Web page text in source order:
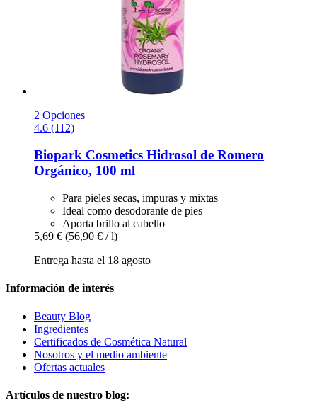
2 Opciones
4.6 (112)
Biopark Cosmetics Hidrosol de Romero
Orgánico, 100 ml
Para pieles secas, impuras y mixtas
Ideal como desodorante de pies
Aporta brillo al cabello
5,69 € (56,90 € / l)
Entrega hasta el 18 agosto
Información de interés
Beauty Blog
Ingredientes
Certificados de Cosmética Natural
Nosotros y el medio ambiente
Ofertas actuales
Artículos de nuestro blog: